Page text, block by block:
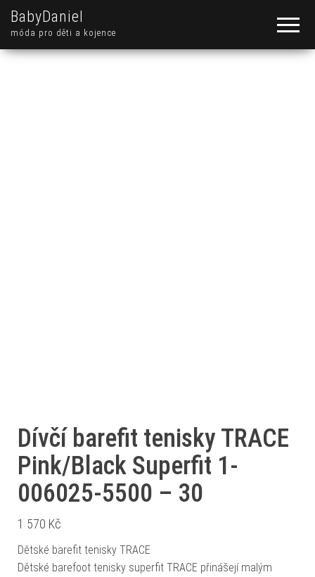
BabyDaniel
móda pro děti a kojence
Dívčí barefit tenisky TRACE
Pink/Black Superfit 1-
006025-5500 – 30
1 570 Kč
Dětské barefit tenisky TRACE
Dětské barefoot tenisky superfit TRACE přinášejí malým